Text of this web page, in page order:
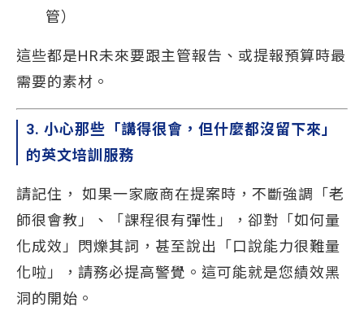
管）
這些都是HR未來要跟主管報告、或提報預算時最
需要的素材。
3. 小心那些「講得很會，但什麼都沒留下來」
的英文培訓服務
請記住， 如果一家廠商在提案時，不斷強調「老
師很會教」、「課程很有彈性」，卻對「如何量
化成效」閃爍其詞，甚至說出「口說能力很難量
化啦」，請務必提高警覺。這可能就是您績效黑
洞的開始。